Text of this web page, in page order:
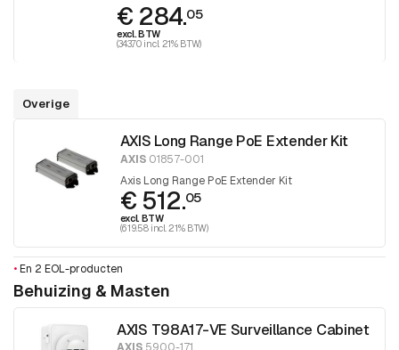
€ 284.05
excl. BTW
(343.70 incl. 21% BTW)
Overige
AXIS Long Range PoE Extender Kit
AXIS01857-001
Axis Long Range PoE Extender Kit
€ 512.05
excl. BTW
(619.58 incl. 21% BTW)
• En 2 EOL-producten
Behuizing & Masten
AXIS T98A17-VE Surveillance Cabinet